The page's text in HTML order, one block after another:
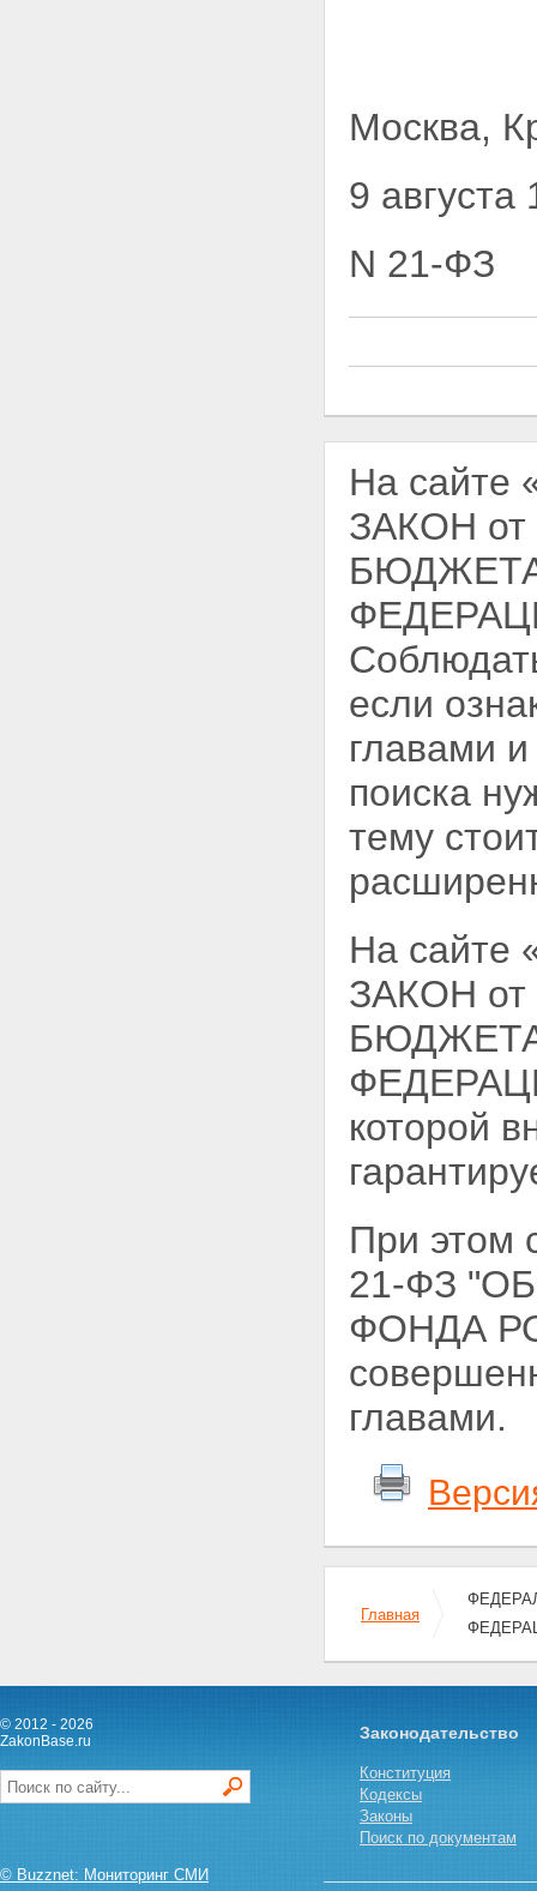
Москва,
9 августа
N 21-ФЗ
На сайте
ЗАКОН
если
главами
поиска
тему
На сайте
ЗАКОН
которой
При этом
21-ФЗ
ФОНДА
главами.
Главная
© 2012 - 2026
ZakonBase.ru
© Buzznet: Мониторинг СМИ
Законодательство
Конституция
Кодексы
Законы
Поиск по документам